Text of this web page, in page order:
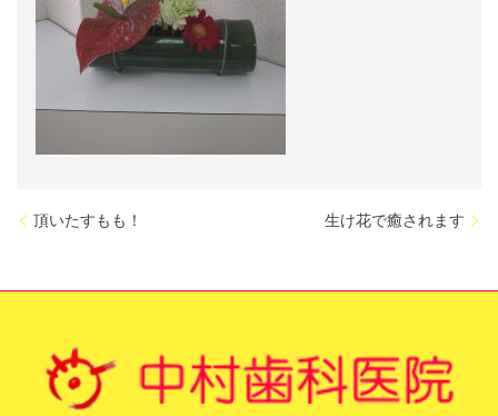
頂いたすもも！ 生け花で癒されます